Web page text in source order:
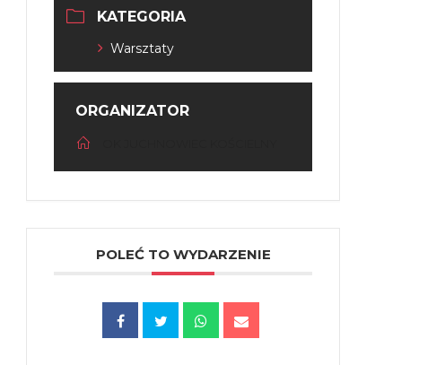
KATEGORIA
Warsztaty
ORGANIZATOR
POLEĆ TO WYDARZENIE